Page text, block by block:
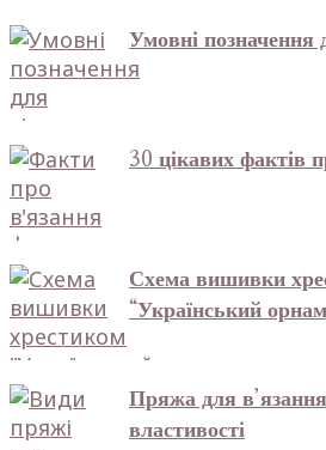
Умовні позначення
30 цікавих фактів
Схема вишивки
“Український
Пряжа для
властивості